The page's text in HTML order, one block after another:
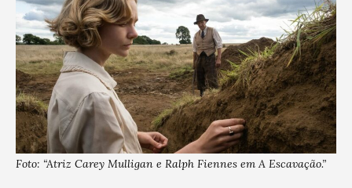
Foto: “Atriz Carey Mulligan e Ralph Fiennes em A Escavação.”